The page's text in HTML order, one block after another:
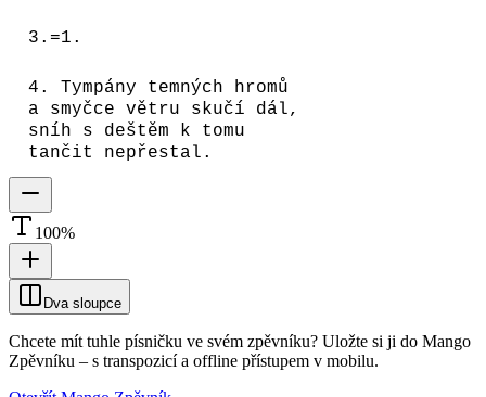
3.=1.
4. Tympány temných hromů
a smyčce větru skučí dál,
sníh s deštěm k tomu
tančit nepřestal.
100%
Dva sloupce
Chcete mít tuhle písničku ve svém zpěvníku? Uložte si ji do Mango
Zpěvníku – s transpozicí a offline přístupem v mobilu.